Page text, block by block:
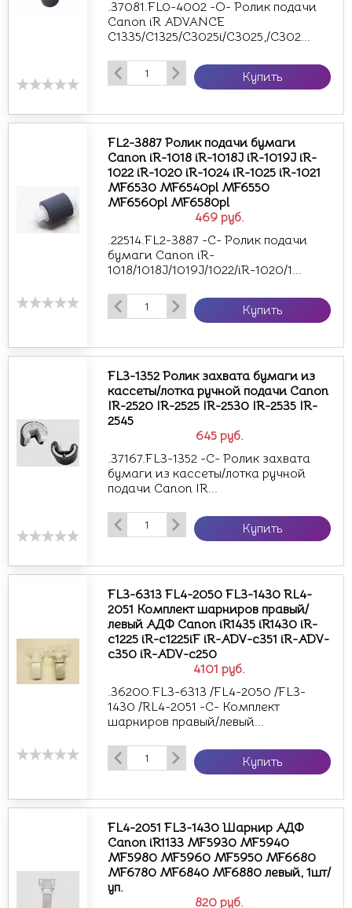
.37081.FL0-4002 -О- Ролик подачи
Canon iR ADVANCE
C1335/C1325/C3025i/C3025,/C302...
Купить
469 руб.
FL2-3887 Ролик подачи бумаги
Canon iR-1018 iR-1018J iR-1019J iR-
1022 iR-1020 iR-1024 iR-1025 iR-1021
MF6530 MF6540pl MF6550
MF6560pl MF6580pl
.22514.FL2-3887 -С- Ролик подачи
бумаги Canon iR-
1018/1018J/1019J/1022/iR-1020/1...
Купить
645 руб.
FL3-1352 Ролик захвата бумаги из
кассеты/лотка ручной подачи Canon
IR-2520 IR-2525 IR-2530 IR-2535 IR-
2545
.37167.FL3-1352 -С- Ролик захвата
бумаги из кассеты/лотка ручной
подачи Canon IR...
Купить
4101 руб.
FL3-6313 FL4-2050 FL3-1430 RL4-
2051 Комплект шарниров правый/
левый АДФ Canon iR1435 iR1430 iR-
c1225 iR-c1225iF iR-ADV-c351 iR-ADV-
c350 iR-ADV-c250
.36200.FL3-6313 /FL4-2050 /FL3-
1430 /RL4-2051 -С- Комплект
шарниров правый/левый...
Купить
820 руб.
FL4-2051 FL3-1430 Шарнир АДФ
Canon iR1133 MF5930 MF5940
MF5980 MF5960 MF5950 MF6680
MF6780 MF6840 MF6880 левый, 1шт/
уп.